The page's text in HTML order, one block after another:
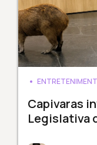
Capivaras
Legislativa